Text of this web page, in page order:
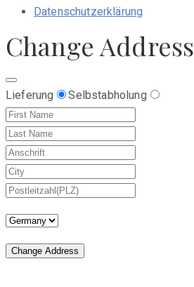
Datenschutzerklärung
Change Address
Lieferung Selbstabholung
Change Address